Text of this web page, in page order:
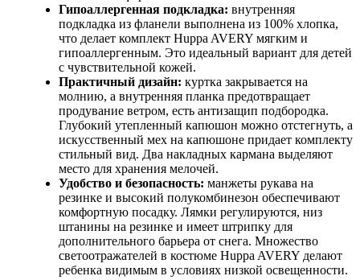
Гипоаллергенная подкладка: внутренняя
подкладка из фланели выполнена из 100% хлопка,
что делает комплект Huppa AVERY мягким и
гипоаллергенным. Это идеальный вариант для детей
с чувствительной кожей.
Практичный дизайн: куртка закрывается на
молнию, а внутренняя планка предотвращает
продувание ветром, есть антизащип подбородка.
Глубокий утепленный капюшон можно отстегнуть, а
искусственный мех на капюшоне придает комплекту
стильный вид. Два накладных кармана выделяют
место для хранения мелочей.
Удобство и безопасность: манжеты рукава на
резинке и высокий полукомбинезон обеспечивают
комфортную посадку. Лямки регулируются, низ
штанины на резинке и имеет штрипку для
дополнительного барьера от снега. Множество
светоотражателей в костюме Huppa AVERY делают
ребенка видимым в условиях низкой освещенности.